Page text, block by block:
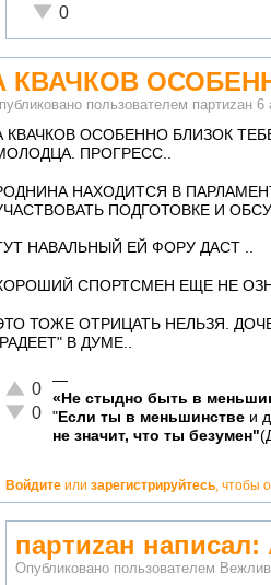
Неадекватно!
0
КВАЧКОВ
пользователем партиzан 6
КВАЧКОВ ОСОБЕННО БЛИЗОК
ПРОГРЕСС..
НАХОДИТСЯ В
ПОДГОТОВКЕ И
НАВАЛЬНЫЙ ЕЙ ФОРУ ДАСТ ..
СПОРТСМЕН ЕЩЕ НЕ
ТОЖЕ ОТРИЦАТЬ НЕЛЬЗЯ.
В ДУМЕ..
Отлично!
0
Неадекватно!
0
—
«Не стыдно быть в
" Если ты в меньшинстве и
не значит, что ты безумен"
Войдите или зарегистрируйтесь , чтобы
партиzан
Опубликовано пользователем